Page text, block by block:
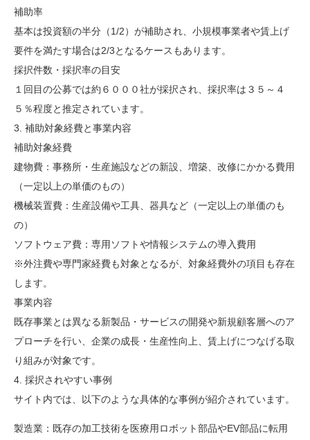
補助率
基本は投資額の半分（1/2）が補助され、小規模事業者や賃上げ
要件を満たす場合は2/3となるケースもあります。
採択件数・採択率の目安
１回目の公募では約６０００社が採択され、採択率は３５～４
５％程度と推定されています。
3. 補助対象経費と事業内容
補助対象経費
建物費：事務所・生産施設などの新設、増築、改修にかかる費用
（一定以上の単価のもの）
機械装置費：生産設備や工具、器具など（一定以上の単価のも
の）
ソフトウェア費：専用ソフトや情報システムの導入費用
※外注費や専門家経費も対象となるが、対象経費外の項目も存在
します。
事業内容
既存事業とは異なる新製品・サービスの開発や新規顧客層へのア
プローチを行い、企業の成長・生産性向上、賃上げにつなげる取
り組みが対象です。
4. 採択されやすい事例
サイト内では、以下のような具体的な事例が紹介されています。
製造業：既存の加工技術を医療用ロボット部品やEV部品に転用